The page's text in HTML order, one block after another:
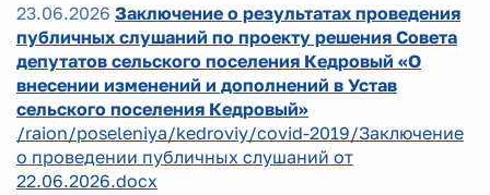
23.06.2026 Заключение о результатах проведения
публичных слушаний по проекту решения Совета
депутатов сельского поселения Кедровый «О
внесении изменений и дополнений в Устав
сельского поселения Кедровый»
/raion/poseleniya/kedroviy/covid-2019/Заключение
о проведении публичных слушаний от
22.06.2026.docx